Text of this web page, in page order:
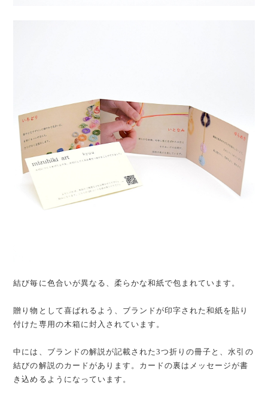
結び毎に色合いが異なる、柔らかな和紙で包まれています。
贈り物として喜ばれるよう、ブランドが印字された和紙を貼り
付けた専用の木箱に封入されています。
中には、ブランドの解説が記載された3つ折りの冊子と、水引の
結びの解説のカードがあります。カードの裏はメッセージが書
き込めるようになっています。